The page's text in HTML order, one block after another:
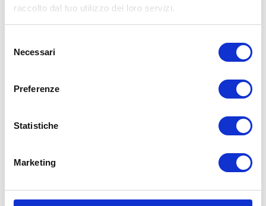
raccolto dal tuo utilizzo dei loro servizi.
delNecessari
Preferenze
Statistiche
Marketing
I nostri pneumatici usati sono disponibili
esclusivamente nei nostri centri, per un